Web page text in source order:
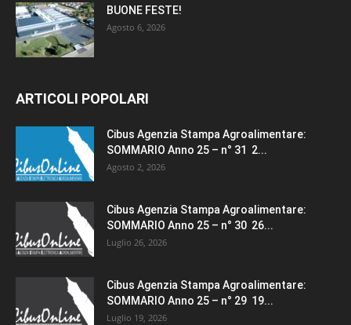
BUONE FESTE!
Agosto 6, 2026
ARTICOLI POPOLARI
Cibus Agenzia Stampa Agroalimentare:
SOMMARIO Anno 25 – n° 31 2...
Agosto 2, 2026
Cibus Agenzia Stampa Agroalimentare:
SOMMARIO Anno 25 – n° 30 26...
Luglio 26, 2026
Cibus Agenzia Stampa Agroalimentare:
SOMMARIO Anno 25 – n° 29 19...
Luglio 19, 2026